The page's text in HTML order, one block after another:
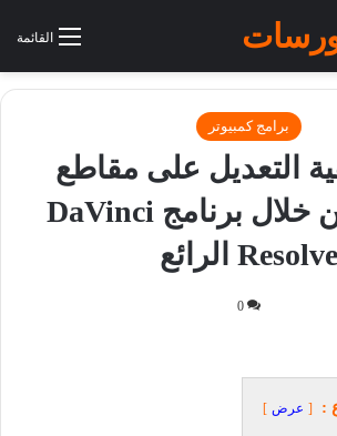
القائمة
برامج كمبيوتر
التعديل على مقاطع
الفيديو من خلال برنامج DaVinci
Resolve الرائع
0
: عرض